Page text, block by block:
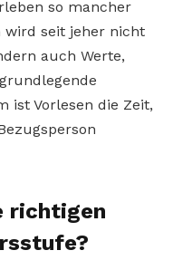
so mancher
wird seit jeher nicht
auch Werte,
ist Vorlesen die Zeit,
richtigen